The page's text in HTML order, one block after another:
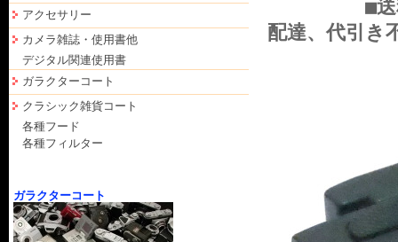
アクセサリー
カメラ雑誌・使用書他
デジタル関連使用書
ガラクターコート
クラシック雑貨コート
各種フード
各種フィルター
ガラクターコート
■送料無料
配達、代引